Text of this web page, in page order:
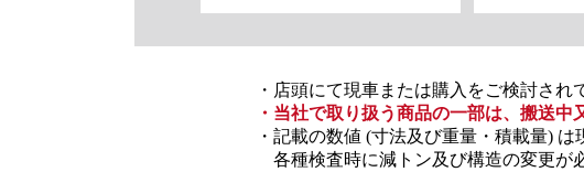
・店頭にて現車または購入をご検討され
・当社で取り扱う商品の一部は、搬送
・記載の数値 (寸法及び重量・積載量)
各種検査時に減トン及び構造の変更が